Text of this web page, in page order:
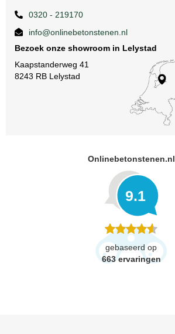
0320 - 219170
info@onlinebetonstenen.nl
Bezoek onze showroom in Lelystad
Kaapstanderweg 41
8243 RB Lelystad
Onlinebetonstenen.nl
9.1
gebaseerd op
663 ervaringen